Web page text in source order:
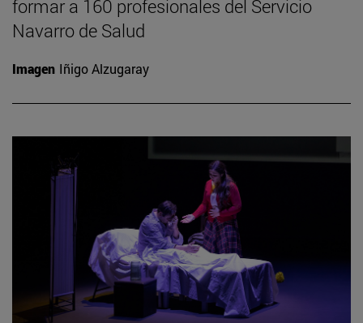
formar a 160 profesionales del Servicio
Navarro de Salud
Imagen Iñigo Alzugaray